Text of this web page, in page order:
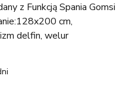
z Funkcją Spania Gomsi
cm,
delfin, welur